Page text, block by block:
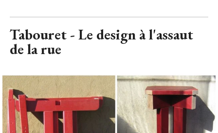
Tabouret - Le design à l'assaut
de la rue